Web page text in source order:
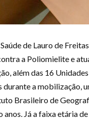
de Lauro de
a Poliomielite e
além das 16
durante a mobilização,
Brasileiro de
Já a faixa etária